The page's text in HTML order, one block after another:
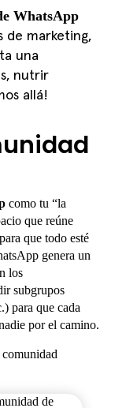
WhatsApp
de marketing,
una
nutrir
allá!
como tu “la
que reúne
que todo esté
genera un
los
subgrupos
para que cada
por el camino.